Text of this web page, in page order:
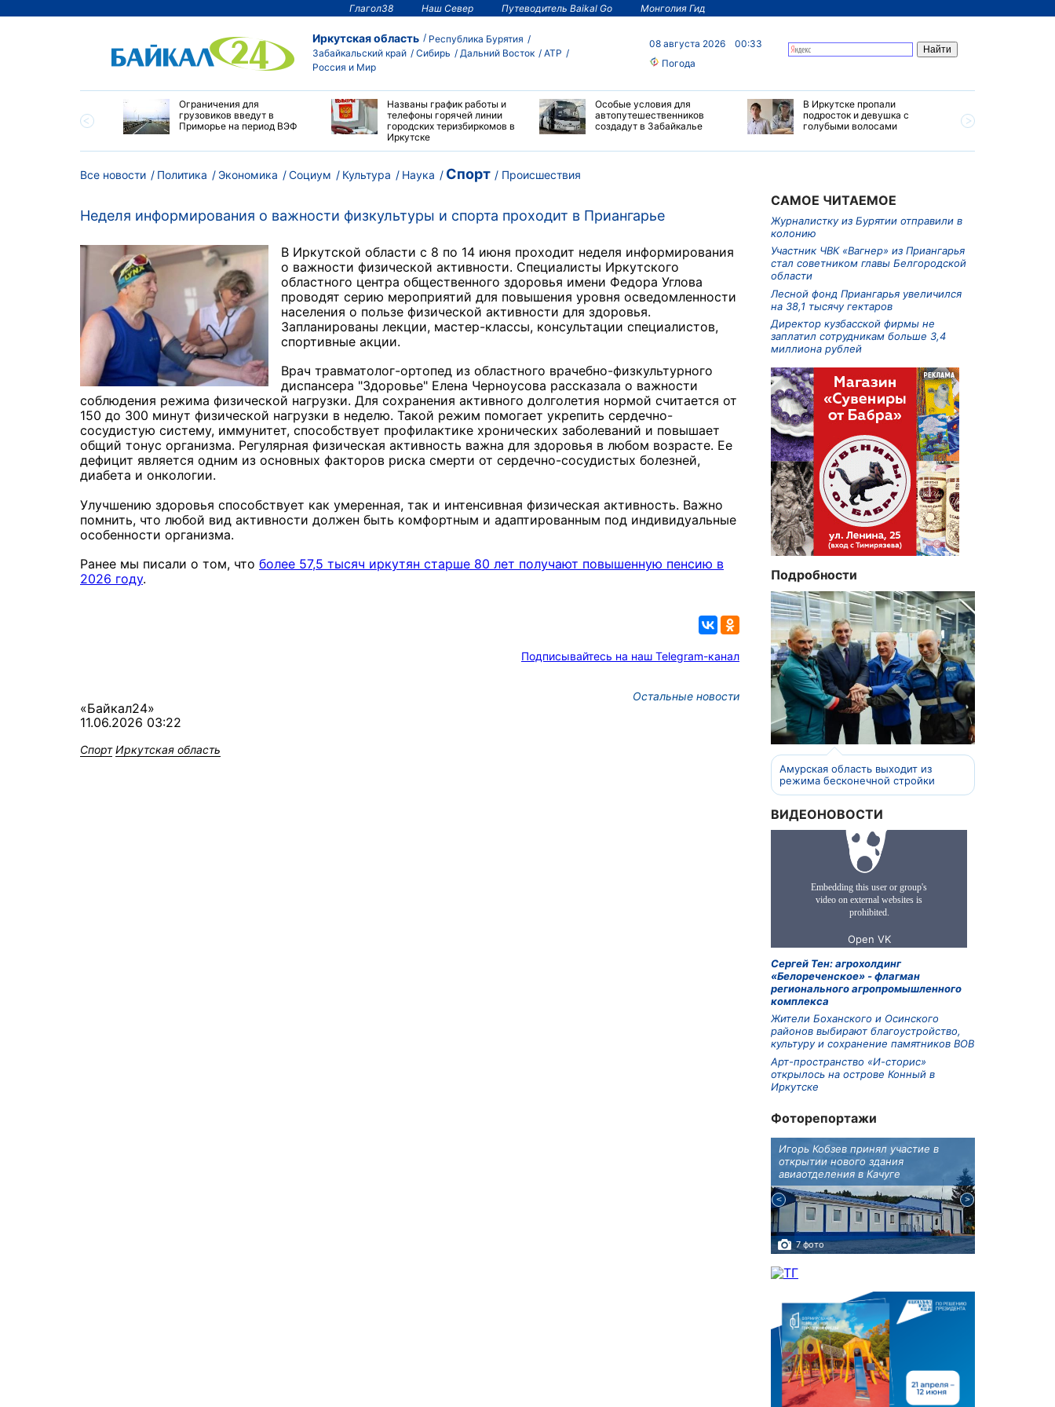
Глагол38 Наш Север Путеводитель Baikal Go Монголия Гид
Иркутская область
Республика Бурятия
Забайкальский край
Сибирь Дальний Восток
АТР
Россия и Мир
08 августа 2026
00:33
Погода
по управлению
Ограничения для
грузовиков введут в
Приморье на период ВЭФ
Названы график работы и
телефоны горячей линии
городских теризбиркомов в
Иркутске
Особые условия для
автопутешественников
создадут в Забайкалье
В Иркутске пропали
подросток и девушка с
голубыми волосами
Все новости Политика Экономика Социум Культура Наука Спорт Происшествия
Неделя информирования о важности физкультуры и спорта проходит в Приангарье
В Иркутской области с 8 по 14 июня проходит неделя информирования
о важности физической активности. Специалисты Иркутского
областного центра общественного здоровья имени Федора Углова
проводят серию мероприятий для повышения уровня осведомленности
населения о пользе физической активности для здоровья.
Запланированы лекции, мастер-классы, консультации специалистов,
спортивные акции.
Врач травматолог-ортопед из областного врачебно-физкультурного
диспансера "Здоровье" Елена Черноусова рассказала о важности
соблюдения режима физической нагрузки. Для сохранения активного долголетия нормой считается от
150 до 300 минут физической нагрузки в неделю. Такой режим помогает укрепить сердечно-
сосудистую систему, иммунитет, способствует профилактике хронических заболеваний и повышает
общий тонус организма. Регулярная физическая активность важна для здоровья в любом возрасте. Ее
дефицит является одним из основных факторов риска смерти от сердечно-сосудистых болезней,
диабета и онкологии.
Улучшению здоровья способствует как умеренная, так и интенсивная физическая активность. Важно
помнить, что любой вид активности должен быть комфортным и адаптированным под индивидуальные
особенности организма.
Ранее мы писали о том, что более 57,5 тысяч иркутян старше 80 лет получают повышенную пенсию в
2026 году.
Подписывайтесь на наш Telegram-канал
Остальные новости
«Байкал24»
11.06.2026 03:22
Спорт Иркутская область
САМОЕ ЧИТАЕМОЕ
Журналистку из Бурятии отправили в
колонию
Участник ЧВК «Вагнер» из Приангарья
стал советником главы Белгородской
области
Лесной фонд Приангарья увеличился
на 38,1 тысячу гектаров
Директор кузбасской фирмы не
заплатил сотрудникам больше 3,4
миллиона рублей
Подробности
Амурская область выходит из
режима бесконечной стройки
ВИДЕОНОВОСТИ
Сергей Тен: агрохолдинг
«Белореченское» - флагман
регионального агропромышленного
комплекса
Жители Боханского и Осинского
районов выбирают благоустройство,
культуру и сохранение памятников ВОВ
Арт-пространство «И-сторис»
открылось на острове Конный в
Иркутске
Фоторепортажи
Игорь Кобзев принял участие в
открытии нового здания
авиаотделения в Качуге
7 фото